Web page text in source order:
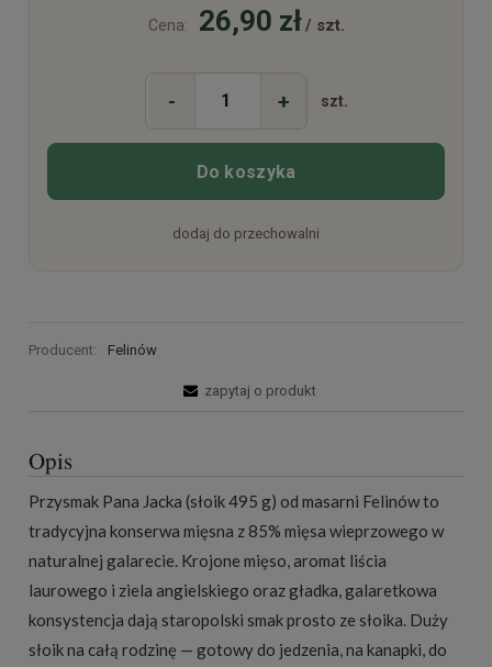
Cena: 26,90 zł/ szt.
- + szt.
Do koszyka
dodaj do przechowalni
Producent: Felinów
zapytaj o produkt
Opis
Przysmak Pana Jacka (słoik 495 g) od masarni Felinów to
tradycyjna konserwa mięsna z 85% mięsa wieprzowego w
naturalnej galarecie. Krojone mięso, aromat liścia
laurowego i ziela angielskiego oraz gładka, galaretkowa
konsystencja dają staropolski smak prosto ze słoika. Duży
słoik na całą rodzinę — gotowy do jedzenia, na kanapki, do